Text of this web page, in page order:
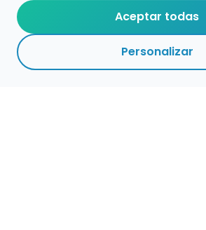
Contacta con
Aceptar todas
Personalizar